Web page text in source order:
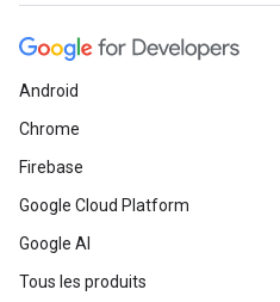
Android
Chrome
Firebase
Google Cloud Platform
Google AI
Tous les produits